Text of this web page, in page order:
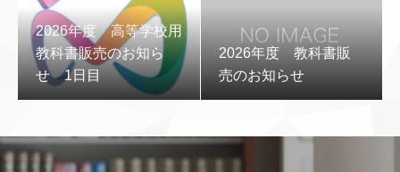
2026年度 高等学校用
教科書販売のお知ら
せ 1日目
2026年度 教科書販
売のお知らせ